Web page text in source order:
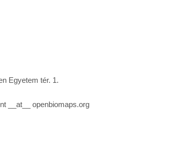
Egyetem tér. 1.
__at__ openbiomaps.org